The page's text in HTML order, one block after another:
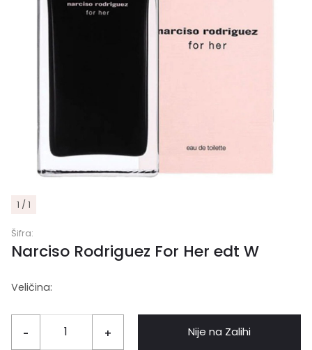
1 / 1
Šifra:
Narciso Rodriguez For Her edt W
Veličina:
- + Nije na Zalihi